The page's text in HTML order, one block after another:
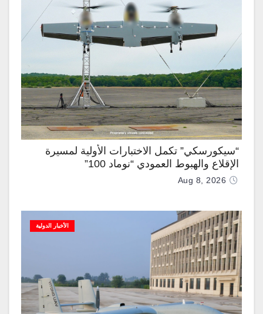
“سيكورسكي” تكمل الاختبارات الأولية لمسيرة
الإقلاع والهبوط العمودي “نوماد 100”
Aug 8, 2026
الأخبار الدولية